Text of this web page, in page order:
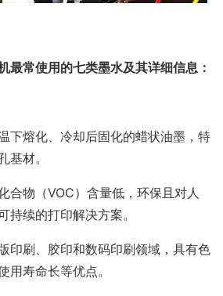
最常使用的七类墨水及其详细信息：
下熔化、冷却后固化的蜡状油墨，特
基材。
合物（VOC）含量低，环保且对人
持续的打印解决方案。
印刷、胶印和数码印刷领域，具有色
用寿命长等优点。